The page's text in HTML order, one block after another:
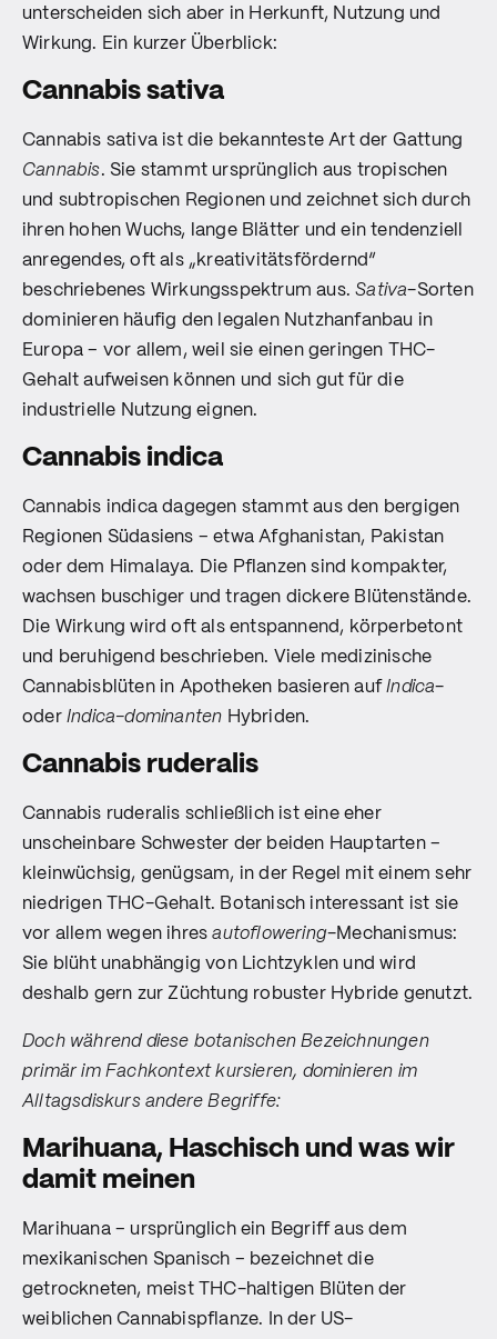
unterscheiden sich aber in Herkunft, Nutzung und
Wirkung. Ein kurzer Überblick:
Cannabis sativa
Cannabis sativa ist die bekannteste Art der Gattung
Cannabis. Sie stammt ursprünglich aus tropischen
und subtropischen Regionen und zeichnet sich durch
ihren hohen Wuchs, lange Blätter und ein tendenziell
anregendes, oft als „kreativitätsfördernd“
beschriebenes Wirkungsspektrum aus.Sativa-Sorten
dominieren häufig den legalen Nutzhanfanbau in
Europa – vor allem, weil sie einen geringen THC-
Gehalt aufweisen können und sich gut für die
industrielle Nutzung eignen.
Cannabis indica
Cannabis indica dagegen stammt aus den bergigen
Regionen Südasiens – etwa Afghanistan, Pakistan
oder dem Himalaya. Die Pflanzen sind kompakter,
wachsen buschiger und tragen dickere Blütenstände.
Die Wirkung wird oft als entspannend, körperbetont
und beruhigend beschrieben. Viele medizinische
Cannabisblüten in Apotheken basieren aufIndica-
oder Indica-dominanten Hybriden.
Cannabis ruderalis
Cannabis ruderalis schließlich ist eine eher
unscheinbare Schwester der beiden Hauptarten –
kleinwüchsig, genügsam, in der Regel mit einem sehr
niedrigen THC-Gehalt. Botanisch interessant ist sie
vor allem wegen ihresautoflowering-Mechanismus:
Sie blüht unabhängig von Lichtzyklen und wird
deshalb gern zur Züchtung robuster Hybride genutzt.
Doch während diese botanischen Bezeichnungen
primär im Fachkontext kursieren, dominieren im
Alltagsdiskurs andere Begriffe:
Marihuana, Haschisch und was wir
damit meinen
Marihuana – ursprünglich ein Begriff aus dem
mexikanischen Spanisch – bezeichnet die
getrockneten, meist THC-haltigen Blüten der
weiblichen Cannabispflanze. In der US-